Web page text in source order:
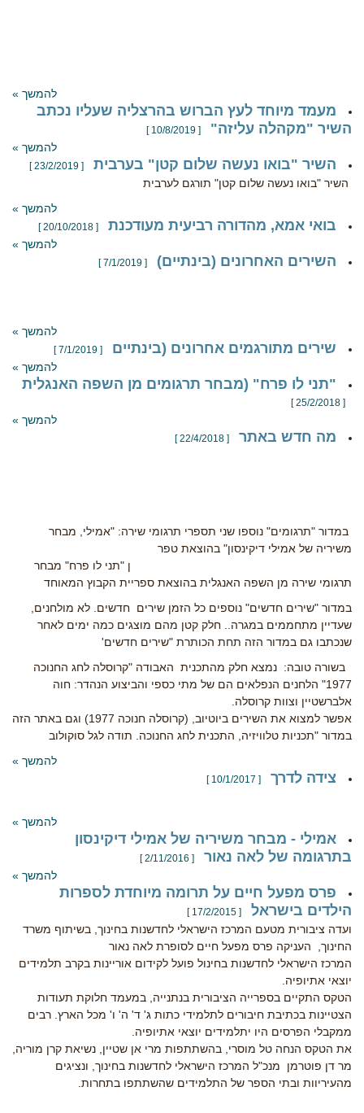
להמשך »
מעמד מיוחד לעץ הברוש בהרצליה שעליו נכתב
השיר "מקהלה עליזה"
[ 10/8/2019 ]
להמשך »
השיר "בואו נעשה שלום קטן" בערבית [ 23/2/2019 ]
השיר "בואו נעשה שלום קטן" תורגם לערבית
להמשך »
בואי אמא, מהדורה רביעית מעודכנת [ 20/10/2018 ]
להמשך »
השירים האחרונים (בינתיים) [ 7/1/2019 ]
להמשך »
שירים מתורגמים אחרונים (בינתיים [ 7/1/2019 ]
להמשך »
"תני לו פרח" (מבחר תרגומים מן השפה האנגלית
[ 25/2/2018 ]
להמשך »
מה חדש באתר [ 22/4/2018 ]
במדור "תרגומים" נוספו שני תספרי תרגומי שירה: "אמילי, מבחר
משיריה של אמילי דיקינסון" בהוצאת טפר
ן "תני לו פרח" מבחר
תרגומי שירה מן השפה האנגלית בהוצאת ספריית הקבוץ המאוחד
במדור "שירים חדשים" נוספים כל הזמן שירים חדשים. לא מולחנים,
שעדיין מתחממים במגרה.. חלק קטן מהם מוצגים כמה ימים לאחר
שנכתבו גם במדור הזה תחת הכותרת "שירים חדשים'
בשורה טובה: נמצא חלק מהתכנית האבודה "קרוסלה לחג החנוכה
1977" הלחנים הנפלאים הם של מתי כספי והביצוע הנהדר: חוה
אלברשטיין וצוות קרוסלה.
אפשר למצוא את השירים ביוטיוב, (קרוסלה חנוכה 1977) וגם באתר הזה
במדור "תכניות טלוויזיה, התכנית לחג החנוכה. תודה לגל סוקולוב
להמשך »
צידה לדרך [ 10/1/2017 ]
להמשך »
אמילי - מבחר משיריה של אמילי דיקינסון
בתרגומה של לאה נאור
[ 2/11/2016 ]
להמשך »
פרס מפעל חיים על תרומה מיוחדת לספרות
הילדים בישראל
[ 17/2/2015 ]
ועדה ציבורית מטעם המרכז הישראלי לחדשנות בחינוך, בשיתוף משרד
החינוך, העניקה פרס מפעל חיים לסופרת לאה נאור
המרכז הישראלי לחדשנות בחינול פועל לקידום אוריינות בקרב תלמידים
יוצאי אתיופיה.
הטקס התקיים בספרייה הציבורית בנתנייה, במעמד חלוקת תעודות
הצטיינות בכתיבת חיבורים לתלמידי כתות ג' ד' ה' ו' מכל הארץ. רבים
ממקבלי הפרסים היו יתלמידים יוצאי אתיופיה.
את הטקס הנחה טל מוסרי, בהשתתפות מרי אן שטיין, נשיאת קרן מוריה,
מר דן פוטרמן מנכ"ל המרכז הישראלי לחדשנות בחינוך, ונציגים
מהעיריוות ובתי הספר של התלמידים שהשתתפו בתחרות.